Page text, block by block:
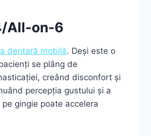
All-on-6
dentară mobilă. Deși este o
se plâng de
creând disconfort și
percepția gustului și a
gingie poate accelera